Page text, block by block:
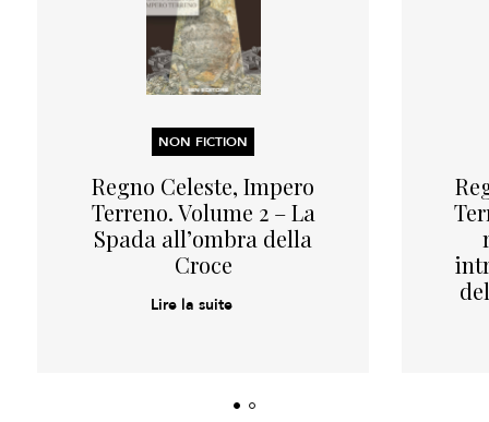
NON FICTION
Regno Celeste, Impero
Terreno. Volume 2 – La
Spada all’ombra della
Croce
Lire la suite